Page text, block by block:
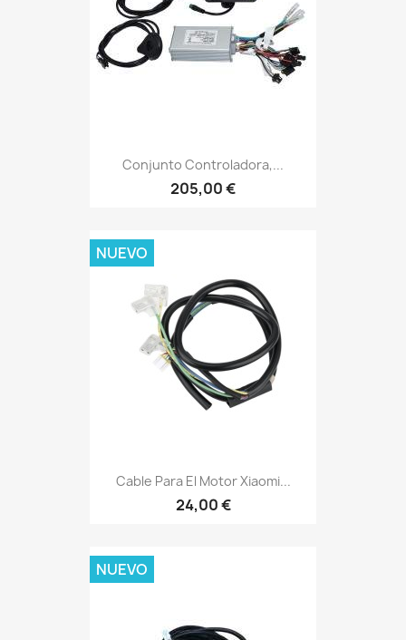
Conjunto Controladora,...
205,00 €
Cable Para El Motor Xiaomi...
24,00 €
NUEVO
NUEVO